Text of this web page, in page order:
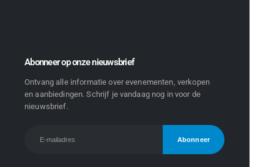
Abonneer op onze nieuwsbrief
Ontvang alle informatie over evenementen, verkopen
en aanbiedingen. Schrijf je vandaag nog in voor de
nieuwsbrief.